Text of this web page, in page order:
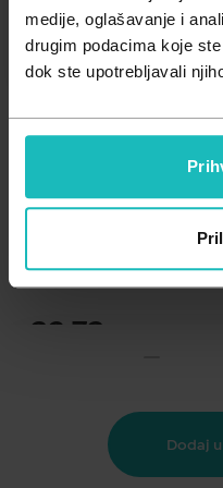
medije, oglašavanje i
drugim podacima koje
dok ste upotrebljavali
Zdravlje muškarca
Zdravlje žene
Minerali
Probiotici i prebiotici
Važna obavijest prema
32,73
Kurkuma je zapadnom
karakteristične žute boje,
Dodaj